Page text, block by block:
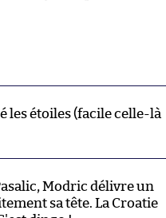
les étoiles (facile celle-là
Modric délivre un
sa tête. La Croatie